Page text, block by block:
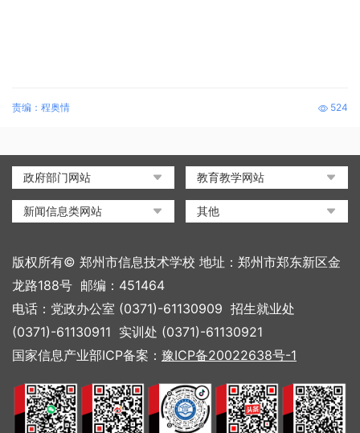
责编：程奥情 524
政府部门网站
中国政府网
河南省人民政府
教育教学网站
教育部政府门户网站
中国职业教育与成人教育网
河南省职业教育与成人教育
郑州市教育局政务网
郑州教育信息网
新闻信息类网站
凤凰网
搜狐
网易
其他
中国教育和科研计算机网
大象网|河南网络广播电视台
版权所有© 郑州市信息技术学校 地址：郑州市郑东新区金
龙路188号 邮编：451464
电话：党政办公室 (0371)-61130909 招生就业处
(0371)-61130911 实训处 (0371)-61130921
国家信息产业部ICP备案： 豫ICP备20022638号-1